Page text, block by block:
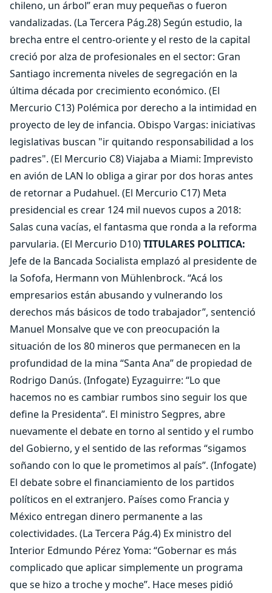
chileno, un árbol” eran muy pequeñas o fueron
vandalizadas. (La Tercera Pág.28) Según estudio, la
brecha entre el centro-oriente y el resto de la capital
creció por alza de profesionales en el sector: Gran
Santiago incrementa niveles de segregación en la
última década por crecimiento económico. (El
Mercurio C13) Polémica por derecho a la intimidad en
proyecto de ley de infancia. Obispo Vargas: iniciativas
legislativas buscan "ir quitando responsabilidad a los
padres". (El Mercurio C8) Viajaba a Miami: Imprevisto
en avión de LAN lo obliga a girar por dos horas antes
de retornar a Pudahuel. (El Mercurio C17) Meta
presidencial es crear 124 mil nuevos cupos a 2018:
Salas cuna vacías, el fantasma que ronda a la reforma
parvularia. (El Mercurio D10)TITULARES POLITICA:
Jefe de la Bancada Socialista emplazó al presidente de
la Sofofa, Hermann von Mühlenbrock. “Acá los
empresarios están abusando y vulnerando los
derechos más básicos de todo trabajador”, sentenció
Manuel Monsalve que ve con preocupación la
situación de los 80 mineros que permanecen en la
profundidad de la mina “Santa Ana” de propiedad de
Rodrigo Danús. (Infogate) Eyzaguirre: “Lo que
hacemos no es cambiar rumbos sino seguir los que
define la Presidenta”. El ministro Segpres, abre
nuevamente el debate en torno al sentido y el rumbo
del Gobierno, y el sentido de las reformas “sigamos
soñando con lo que le prometimos al país”. (Infogate)
El debate sobre el financiamiento de los partidos
políticos en el extranjero. Países como Francia y
México entregan dinero permanente a las
colectividades. (La Tercera Pág.4) Ex ministro del
Interior Edmundo Pérez Yoma: “Gobernar es más
complicado que aplicar simplemente un programa
que se hizo a troche y moche”. Hace meses pidió